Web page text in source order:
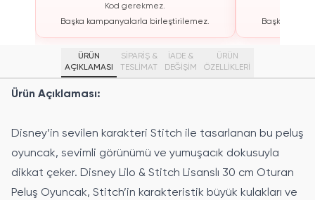
Kod gerekmez.
Başka kampanyalarla birleştirilemez.
Başka
ÜRÜN
AÇIKLAMASI
SİPARİŞ &
TESLİMAT
İADE &
DEĞİŞİM
ÜRÜN
ÖZELLIKLERI
Ürün Açıklaması:
Disney’in sevilen karakteri Stitch ile tasarlanan bu peluş
oyuncak, sevimli görünümü ve yumuşacık dokusuyla
dikkat çeker. Disney Lilo & Stitch Lisanslı 30 cm Oturan
Peluş Oyuncak, Stitch’in karakteristik büyük kulakları ve